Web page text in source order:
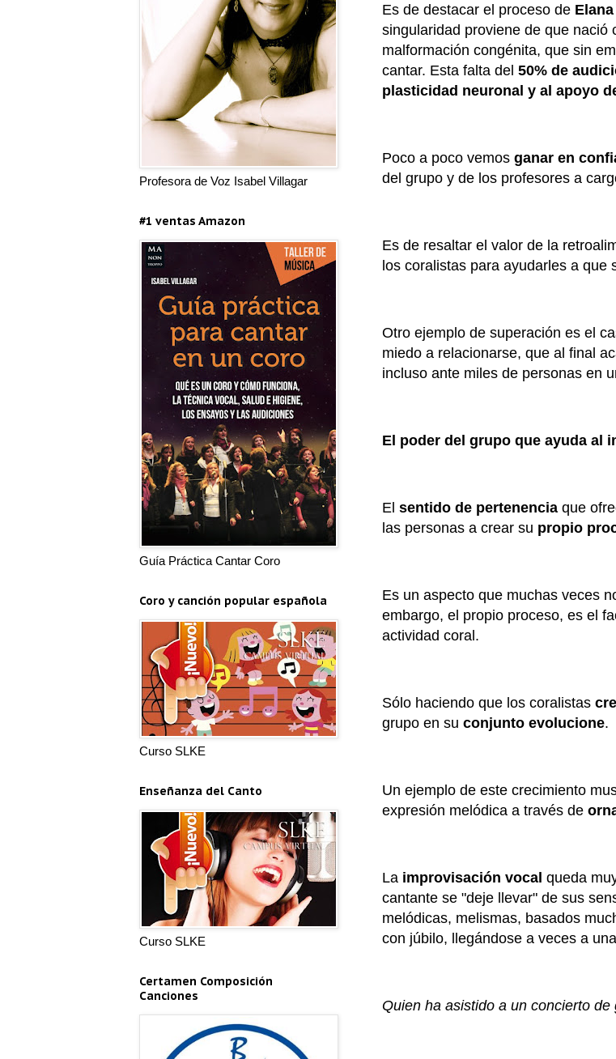
Es de destacar el proceso de
singularidad proviene de que
malformación congénita, que sin
cantar. Esta falta del 50% de
plasticidad neuronal y al apoyo
Poco a poco vemos ganar en
del grupo y de los profesores a
Es de resaltar el valor de la
los coralistas para ayudarles a que
Otro ejemplo de superación es el
miedo a relacionarse, que al final
incluso ante miles de personas en
El poder del grupo que ayuda al
El sentido de pertenencia que
las personas a crear su propio
Es un aspecto que muchas veces
embargo, el propio proceso, es el
actividad coral.
Sólo haciendo que los coralistas
grupo en su conjunto evolucione.
Un ejemplo de este crecimiento
expresión melódica a través de
La improvisación vocal queda
cantante se "deje llevar" de sus
melódicas, melismas, basados
con júbilo, llegándose a veces a
Quien ha asistido a un concierto
Profesora de Voz Isabel Villagar
#1 ventas Amazon
Guía Práctica Cantar Coro
Coro y canción popular española
Curso SLKE
Enseñanza del Canto
Curso SLKE
Certamen Composición
Canciones